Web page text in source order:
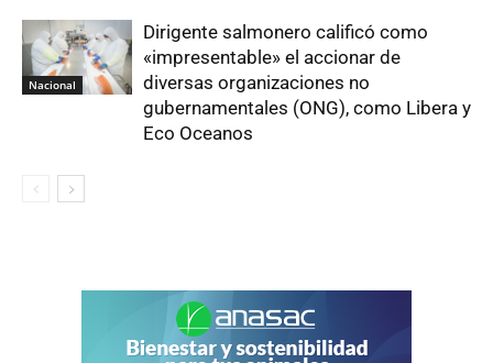
Nacional
Dirigente salmonero calificó como
«impresentable» el accionar de
diversas organizaciones no
gubernamentales (ONG), como Libera y
Eco Oceanos